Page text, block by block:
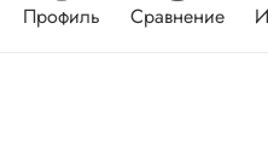
Профиль Сравнение